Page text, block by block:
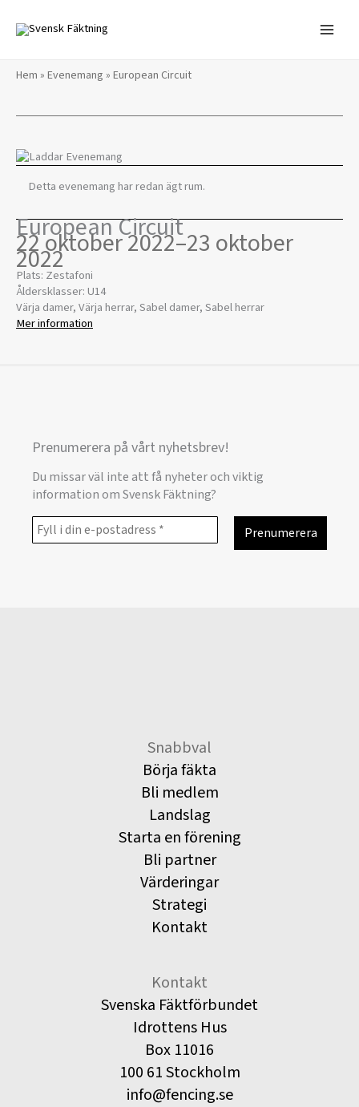
innehåll
Hem » Evenemang » European Circuit
Detta evenemang har redan ägt rum.
European Circuit
22 oktober 2022–23 oktober
2022
Plats: Zestafoni
Åldersklasser: U14
Värja damer, Värja herrar, Sabel damer, Sabel herrar
Mer information
Prenumerera på vårt nyhetsbrev!
Du missar väl inte att få nyheter och viktig
information om Svensk Fäktning?
Snabbval
Börja fäkta
Bli medlem
Landslag
Starta en förening
Bli partner
Värderingar
Strategi
Kontakt
Kontakt
Svenska Fäktförbundet
Idrottens Hus
Box 11016
100 61 Stockholm
info@fencing.se